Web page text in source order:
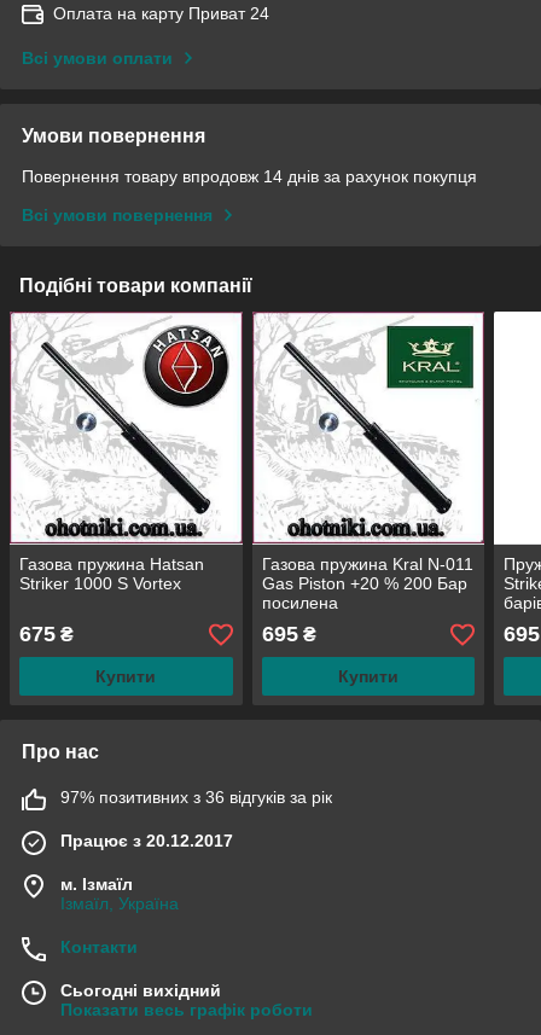
Оплата на карту Приват 24
Всі умови оплати
Умови повернення
Повернення товару впродовж 14 днів за рахунок покупця
Всі умови повернення
Подібні товари компанії
Газова пружина Hatsan
Striker 1000 S Vortex
675 ₴
Купити
Газова пружина Kral N-011
Gas Piston +20 % 200 Бар
посилена
695₴
Купити
695
Про нас
97% позитивних з 36 відгуків за рік
Працює з 20.12.2017
м. Ізмаїл
Ізмаїл, Україна
Контакти
Сьогодні вихідний
Показати весь графік роботи